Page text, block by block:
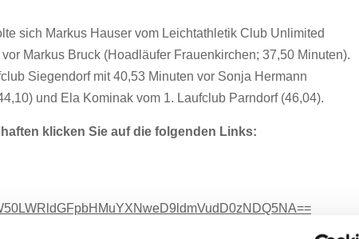
sich Markus Hauser vom Leichtathletik Club Unlimited
Markus Bruck (Hoadläufer Frauenkirchen; 37,50 Minuten).
Siegendorf mit 40,53 Minuten vor Sonja Hermann
und Ela Kominak vom 1. Laufclub Parndorf (46,04).
klicken Sie auf die folgenden Links: